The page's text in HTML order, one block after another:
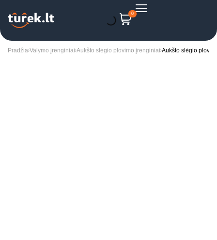
0
Pradžia Valymo įrenginiai Aukšto slėgio plovimo įrenginiai Aukšto slėgio